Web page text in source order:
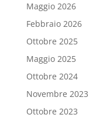
Maggio 2026
Febbraio 2026
Ottobre 2025
Maggio 2025
Ottobre 2024
Novembre 2023
Ottobre 2023